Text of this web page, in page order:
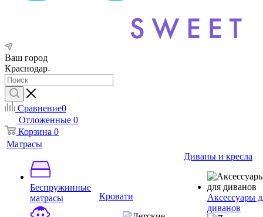
Ваш город
Краснодар
Сравнение0
Отложенные 0
Корзина 0
Матрасы
Беспружинные
матрасы
Кровати
Диваны и кресла
Аксессуары
диванов